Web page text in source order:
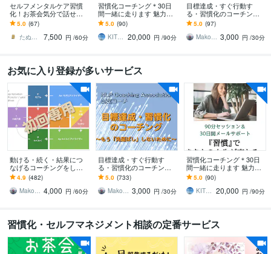
セルフメンタルケア習慣
化！お茶会気分で話せま
す やさしい「たぬき」
が、不思議な癒し空間で
「あなた」と戯れる。
5.0 (67)
たぬき／あなたの味方につきます
7,500 円 /60分
習慣化コーチング＊30日
間一緒に走ります 魅力発
見セッション(90分)×30日
間のメッセージサポート
5.0 (90)
KITRI（キトリ） 20,000 円 /90分
目標達成・すぐ行動す
る・習慣化のコーチング
をします リピータさん（1
0回目〜）専用
5.0 (97)
Makoto Mishina（三品 誠） 3,000 円 /30分
お気に入り登録が多いサービス
動ける・続く・結果につ
なげるコーチングをしま
す ライフコーチ・行動支
援と伴走・習慣化【初回
専用】
4.9 (482)
Makoto Mishina（三品 誠） 4,000 円 /60分
目標達成・すぐ行動す
る・習慣化のコーチング
をします ライフコーチ・
エグゼクティブコーチン
グ・すぐやる【２回
5.0 (733)
Makoto Mishina（三品 誠） 3,000 円 /30分
習慣化コーチング＊30日
間一緒に走ります 魅力発
見セッション(90分)×30日
間のメッセージサポート
5.0 (90)
KITRI（キトリ） 20,000 円 /90分
習慣化・セルフマネジメント相談の定番サービス